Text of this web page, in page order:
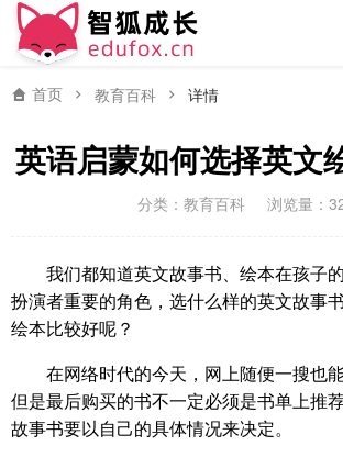
首页 教育百科 详情
英语启蒙如何选择英文
分类： 教育百科 浏览量：
我们都知道英文故事书、绘本在孩子
扮演者重要的角色，选什么样的英文故事
绘本比较好呢？
在网络时代的今天，网上随便一搜也
但是最后购买的书不一定必须是书单上推
故事书要以自己的具体情况来决定。